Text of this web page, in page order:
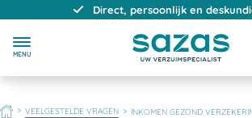
Direct, persoonlijk en
MENU
HOME VEELGESTELDE VRAGEN INKOMEN GEZOND